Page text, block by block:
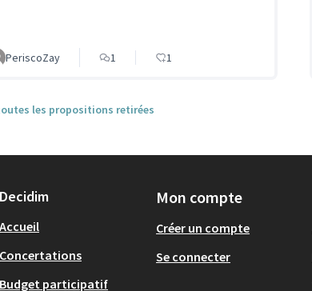
PeriscoZay 1 1
les propositions retirées
Decidim
Accueil
Concertations
Budget participatif
Mon compte
Créer un compte
Se connecter